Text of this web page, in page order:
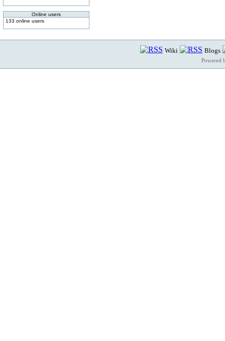
Online users
133 online users
Wiki Blogs
Powered